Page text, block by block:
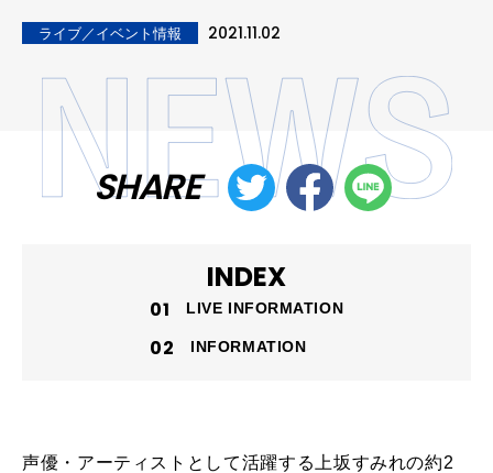
ライブ／イベント情報 2021.11.02
SHARE
INDEX
LIVE INFORMATION
INFORMATION
声優・アーティストとして活躍する上坂すみれの約2